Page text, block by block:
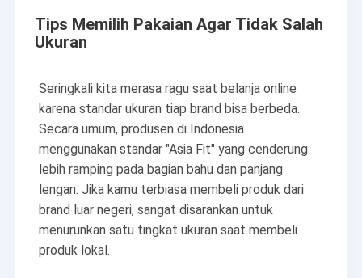
Tips Memilih Pakaian Agar Tidak Salah
Ukuran
Seringkali kita merasa ragu saat belanja online
karena standar ukuran tiap brand bisa berbeda.
Secara umum, produsen di Indonesia
menggunakan standar "Asia Fit" yang cenderung
lebih ramping pada bagian bahu dan panjang
lengan. Jika kamu terbiasa membeli produk dari
brand luar negeri, sangat disarankan untuk
menurunkan satu tingkat ukuran saat membeli
produk lokal.